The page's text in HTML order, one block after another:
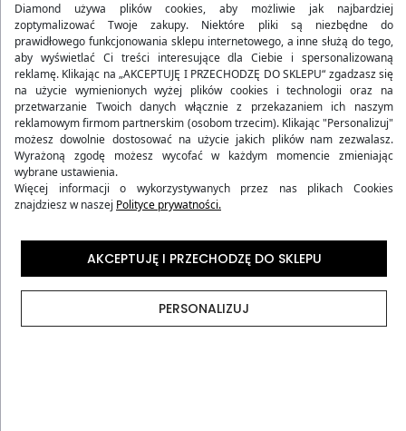
WALIZKA ŚREDNIA TWARDA Z
ABS-U ZIELONA
119,90 zł
WALIZKA ŚREDNIA TWARDA Z
ABS-U KAWOWA
119,90 zł
Wcześniej
Diamond używa plików cookies, aby możliwie jak najbardziej
zoptymalizować Twoje zakupy. Niektóre pliki są niezbędne do
prawidłowego funkcjonowania sklepu internetowego, a inne służą do tego,
aby wyświetlać Ci treści interesujące dla Ciebie i spersonalizowaną
reklamę. Klikając na „AKCEPTUJĘ I PRZECHODZĘ DO SKLEPU“ zgadzasz się
na użycie wymienionych wyżej plików cookies i technologii oraz na
przetwarzanie Twoich danych włącznie z przekazaniem ich naszym
reklamowym firmom partnerskim (osobom trzecim). Klikając "Personalizuj"
możesz dowolnie dostosować na użycie jakich plików nam zezwalasz.
Wyrażoną zgodę możesz wycofać w każdym momencie zmieniając
wybrane ustawienia.
Więcej informacji o wykorzystywanych przez nas plikach Cookies
znajdziesz w naszej Polityce prywatności.
AKCEPTUJĘ I PRZECHODZĘ DO SKLEPU
PERSONALIZUJ